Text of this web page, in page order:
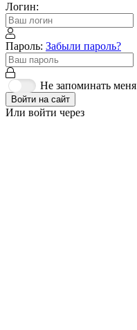
Логин:
Пароль: Забыли пароль?
Не запоминать меня
Войти на сайт
Или войти через